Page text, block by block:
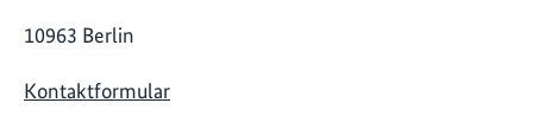
10963 Berlin
Kontaktformular